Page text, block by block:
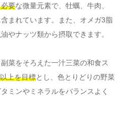
要な微量元素で、牡蠣、牛肉、
まれています。また、オメガ3脂
やナッツ類から摂取できます。
菜をそろえた一汁三菜の和食ス
上を目標とし、色とりどりの野菜
ミンやミネラルをバランスよく